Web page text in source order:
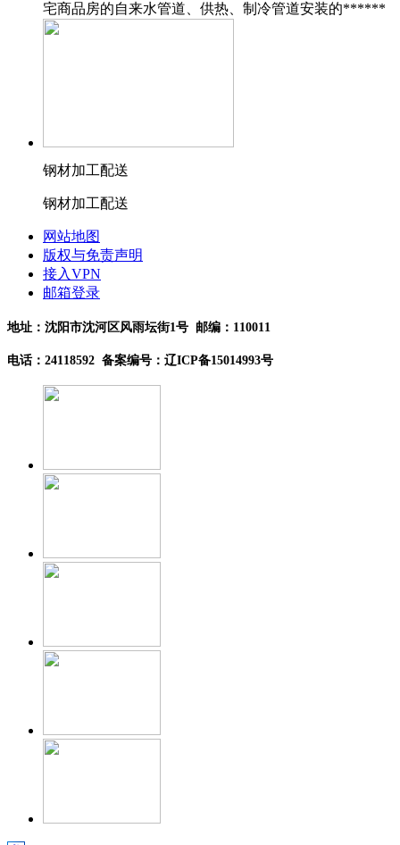
宅商品房的自来水管道、供热、制冷管道安装的******
钢材加工配送
钢材加工配送
网站地图
版权与免责声明
接入VPN
邮箱登录
地址：沈阳市沈河区风雨坛街1号 邮编：110011
电话：24118592 备案编号：辽ICP备15014993号